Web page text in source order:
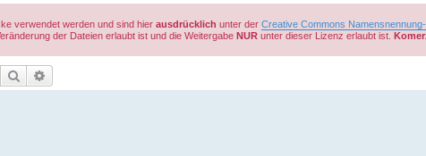
verwendet werden und sind hier ausdrücklich unter der Creative Commons
der Dateien erlaubt ist und die Weitergabe NUR unter dieser Lizenz erlaubt ist.
Suche